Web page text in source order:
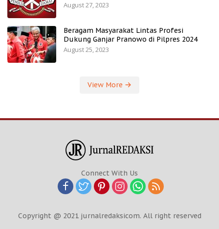
August 27, 2023
Beragam Masyarakat Lintas Profesi
Dukung Ganjar Pranowo di Pilpres 2024
August 25, 2023
View More
Connect With Us
Copyright @ 2021 jurnalredaksicom. All right reserved